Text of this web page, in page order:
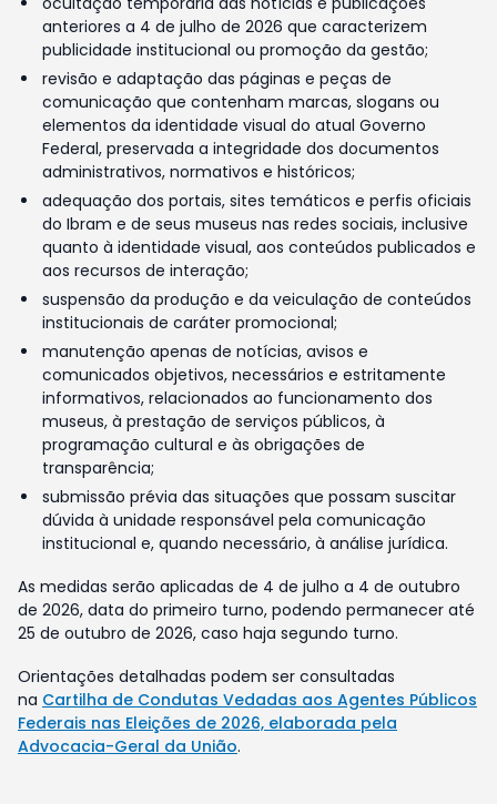
anteriores a 4 de julho de 2026 que caracterizem
publicidade institucional ou promoção da gestão;
revisão e adaptação das páginas e peças de
comunicação que contenham marcas, slogans ou
elementos da identidade visual do atual Governo
Federal, preservada a integridade dos documentos
administrativos, normativos e históricos;
adequação dos portais, sites temáticos e perfis oficiais
do Ibram e de seus museus nas redes sociais, inclusive
quanto à identidade visual, aos conteúdos publicados e
aos recursos de interação;
suspensão da produção e da veiculação de conteúdos
institucionais de caráter promocional;
manutenção apenas de notícias, avisos e
comunicados objetivos, necessários e estritamente
informativos, relacionados ao funcionamento dos
museus, à prestação de serviços públicos, à
programação cultural e às obrigações de
transparência;
submissão prévia das situações que possam suscitar
dúvida à unidade responsável pela comunicação
institucional e, quando necessário, à análise jurídica.
As medidas serão aplicadas de 4 de julho a 4 de outubro
de 2026, data do primeiro turno, podendo permanecer até
25 de outubro de 2026, caso haja segundo turno.
Orientações detalhadas podem ser consultadas
na Cartilha de Condutas Vedadas aos Agentes Públicos
Federais nas Eleições de 2026, elaborada pela
Advocacia-Geral da União.